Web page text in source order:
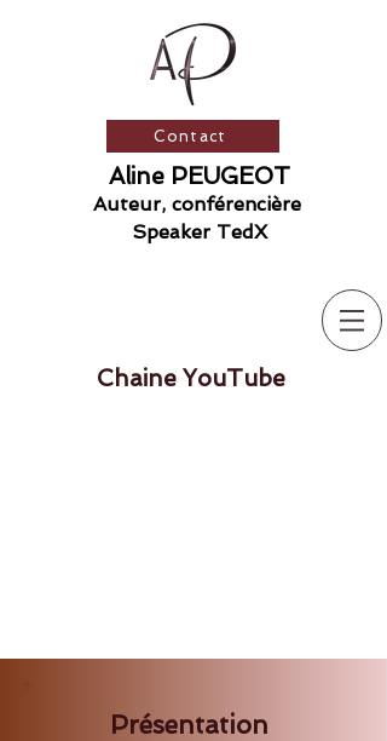
Aline PEUGEOT
Auteur, conférencière
​ Speaker TedX
Contact
Chaine YouTube
Présentation